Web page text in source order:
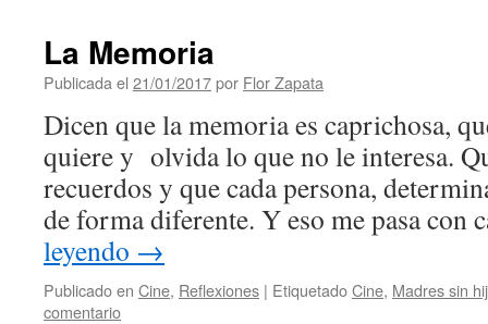
La Memoria
Publicada el 21/01/2017por Flor Zapata
Dicen que la memoria es caprichosa,
quiere y olvida lo que no le interesa.
recuerdos y que cada persona,
de forma diferente. Y eso me pasa
leyendo →
Publicado en Cine, Reflexiones | EtiquetadoCine, Madres sin
comentario